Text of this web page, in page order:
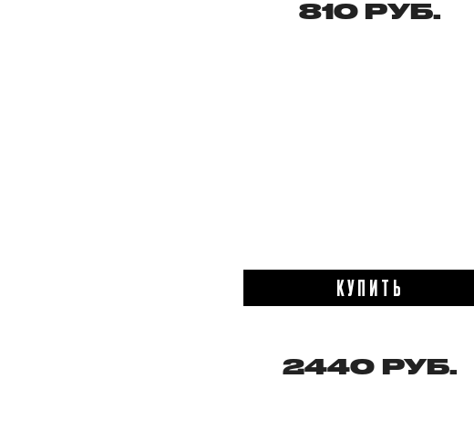
810 РУБ.
КУПИТЬ
2440 РУБ.